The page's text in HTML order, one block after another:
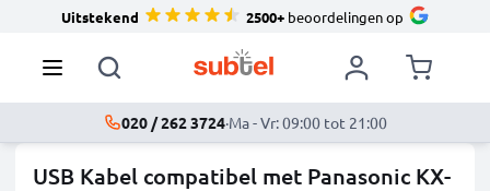
Uitstekend 2500+beoordelingen op
020 / 262 3724·Ma - Vr: 09:00 tot 21:00
USB Kabel compatibel met Panasonic KX-